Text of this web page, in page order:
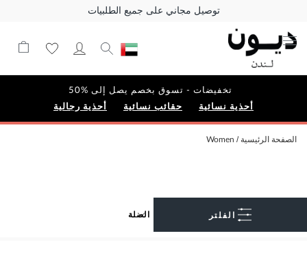
توصيل مجاني على جميع الطلبيات
تخفيضات - تسوق بخصم يصل إلى %50
أحذية نسائية حقائب نسائية أحذية رجالية
الصفحة الرئيسية Women
الفلتر